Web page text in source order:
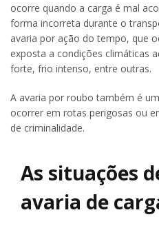
ocorre quando a carga é mal
forma incorreta durante o
avaria por ação do tempo, que
exposta a condições climáticas
forte, frio intenso, entre outras.
A avaria por roubo também é
ocorrer em rotas perigosas ou
de criminalidade.
As situações
avaria de